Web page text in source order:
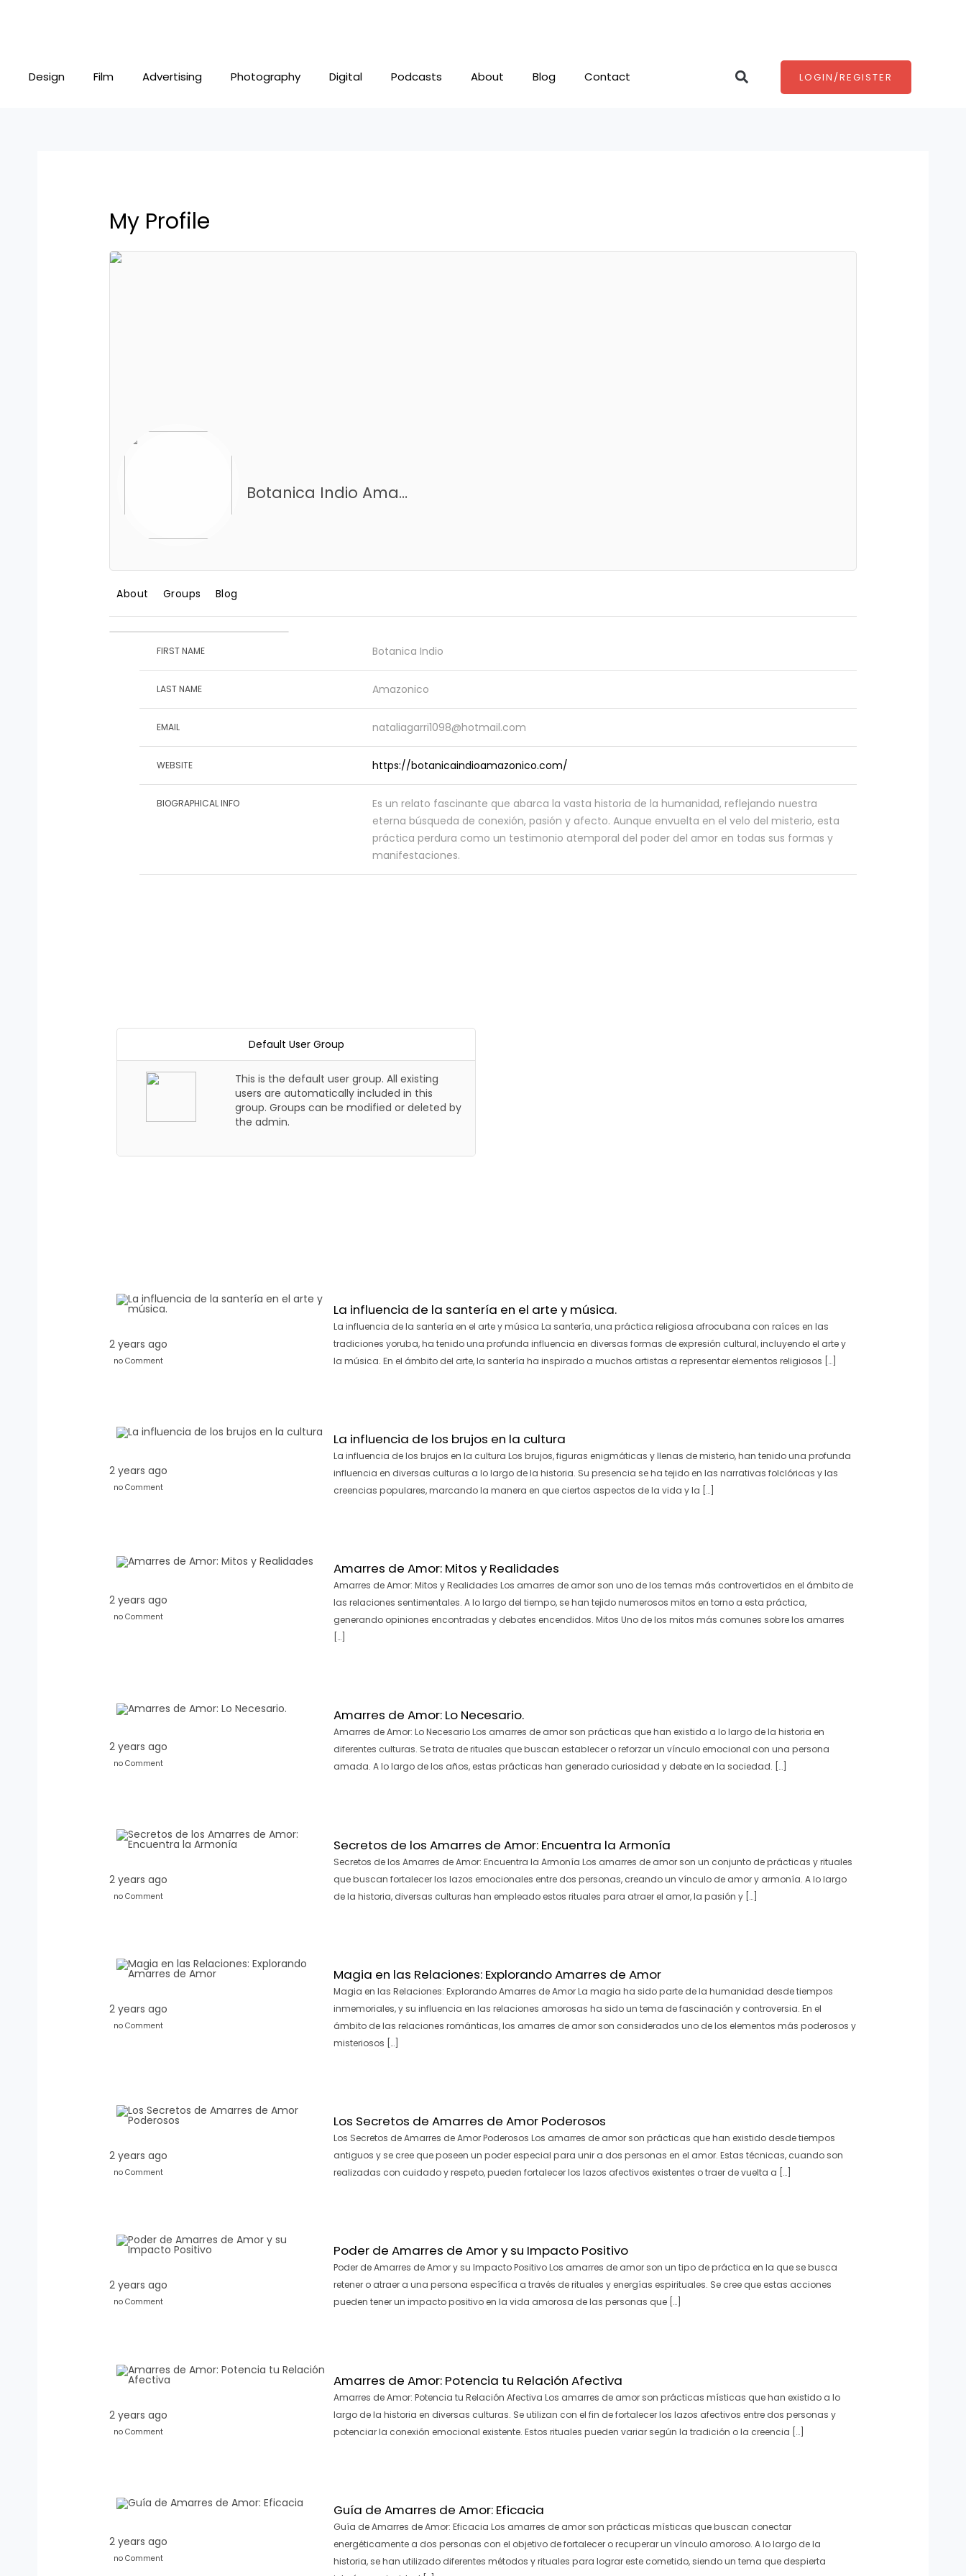
Design Film Advertising Photography Digital Podcasts About Blog Contact SearchLOGIN/REGISTER
My Profile
Botanica Indio Amazonico
About Groups Blog
FIRST NAME Botanica Indio
LAST NAME Amazonico
EMAIL nataliagarri1098@hotmail.com
WEBSITE https://botanicaindioamazonico.com/
BIOGRAPHICAL INFO
Es un relato fascinante que abarca la vasta historia de la humanidad, reflejando nuestra
eterna búsqueda de conexión, pasión y afecto. Aunque envuelta en el velo del misterio, esta
práctica perdura como un testimonio atemporal del poder del amor en todas sus formas y
manifestaciones.
Default User Group
This is the default user group. All existing
users are automatically included in this
group. Groups can be modified or deleted by
the admin.
2 years ago
no Comment
La influencia de la santería en el arte y música.
La influencia de la santería en el arte y música La santería, una práctica religiosa afrocubana con raíces en las
tradiciones yoruba, ha tenido una profunda influencia en diversas formas de expresión cultural, incluyendo el arte y
la música. En el ámbito del arte, la santería ha inspirado a muchos artistas a representar elementos religiosos […]
2 years ago
no Comment
La influencia de los brujos en la cultura
La influencia de los brujos en la cultura Los brujos, figuras enigmáticas y llenas de misterio, han tenido una profunda
influencia en diversas culturas a lo largo de la historia. Su presencia se ha tejido en las narrativas folclóricas y las
creencias populares, marcando la manera en que ciertos aspectos de la vida y la […]
2 years ago
no Comment
Amarres de Amor: Mitos y Realidades
Amarres de Amor: Mitos y Realidades Los amarres de amor son uno de los temas más controvertidos en el ámbito de
las relaciones sentimentales. A lo largo del tiempo, se han tejido numerosos mitos en torno a esta práctica,
generando opiniones encontradas y debates encendidos. Mitos Uno de los mitos más comunes sobre los amarres
[…]
2 years ago
no Comment
Amarres de Amor: Lo Necesario.
Amarres de Amor: Lo Necesario Los amarres de amor son prácticas que han existido a lo largo de la historia en
diferentes culturas. Se trata de rituales que buscan establecer o reforzar un vínculo emocional con una persona
amada. A lo largo de los años, estas prácticas han generado curiosidad y debate en la sociedad. […]
2 years ago
no Comment
Secretos de los Amarres de Amor: Encuentra la Armonía
Secretos de los Amarres de Amor: Encuentra la Armonía Los amarres de amor son un conjunto de prácticas y rituales
que buscan fortalecer los lazos emocionales entre dos personas, creando un vínculo de amor y armonía. A lo largo
de la historia, diversas culturas han empleado estos rituales para atraer el amor, la pasión y […]
2 years ago
no Comment
Magia en las Relaciones: Explorando Amarres de Amor
Magia en las Relaciones: Explorando Amarres de Amor La magia ha sido parte de la humanidad desde tiempos
inmemoriales, y su influencia en las relaciones amorosas ha sido un tema de fascinación y controversia. En el
ámbito de las relaciones románticas, los amarres de amor son considerados uno de los elementos más poderosos y
misteriosos […]
2 years ago
no Comment
Los Secretos de Amarres de Amor Poderosos
Los Secretos de Amarres de Amor Poderosos Los amarres de amor son prácticas que han existido desde tiempos
antiguos y se cree que poseen un poder especial para unir a dos personas en el amor. Estas técnicas, cuando son
realizadas con cuidado y respeto, pueden fortalecer los lazos afectivos existentes o traer de vuelta a […]
2 years ago
no Comment
Poder de Amarres de Amor y su Impacto Positivo
Poder de Amarres de Amor y su Impacto Positivo Los amarres de amor son un tipo de práctica en la que se busca
retener o atraer a una persona específica a través de rituales y energías espirituales. Se cree que estas acciones
pueden tener un impacto positivo en la vida amorosa de las personas que […]
2 years ago
no Comment
Amarres de Amor: Potencia tu Relación Afectiva
Amarres de Amor: Potencia tu Relación Afectiva Los amarres de amor son prácticas místicas que han existido a lo
largo de la historia en diversas culturas. Se utilizan con el fin de fortalecer los lazos afectivos entre dos personas y
potenciar la conexión emocional existente. Estos rituales pueden variar según la tradición o la creencia […]
2 years ago
no Comment
Guía de Amarres de Amor: Eficacia
Guía de Amarres de Amor: Eficacia Los amarres de amor son prácticas místicas que buscan conectar
energéticamente a dos personas con el objetivo de fortalecer o recuperar un vínculo amoroso. A lo largo de la
historia, se han utilizado diferentes métodos y rituales para lograr este cometido, siendo un tema que despierta